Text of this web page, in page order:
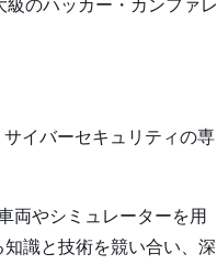
イバーセキュリティの専
両やシミュレーターを用
識と技術を競い合い、深